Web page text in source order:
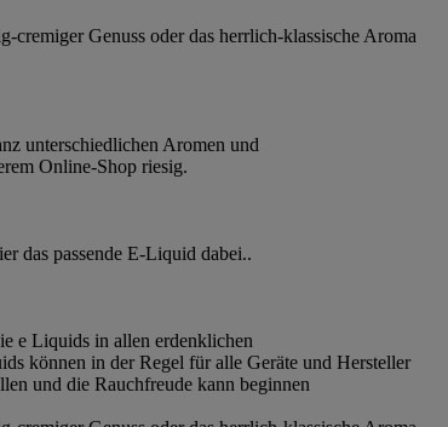
cremiger Genuss oder das herrlich-klassische Aroma
unterschiedlichen Aromen und
Online-Shop riesig.
das passende E-Liquid dabei..
e Liquids in allen erdenklichen
können in der Regel für alle Geräte und Hersteller
und die Rauchfreude kann beginnen